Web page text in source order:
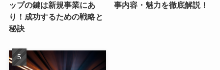
ップの鍵は新規事業にあ
り！成功するための戦略と
秘訣
事内容・魅力を徹底解説！